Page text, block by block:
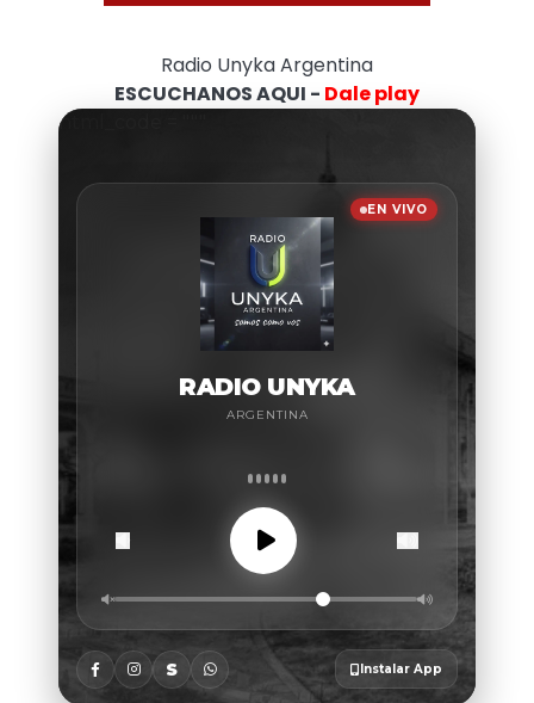
Radio Unyka Argentina
ESCUCHANOS AQUI - Dale play